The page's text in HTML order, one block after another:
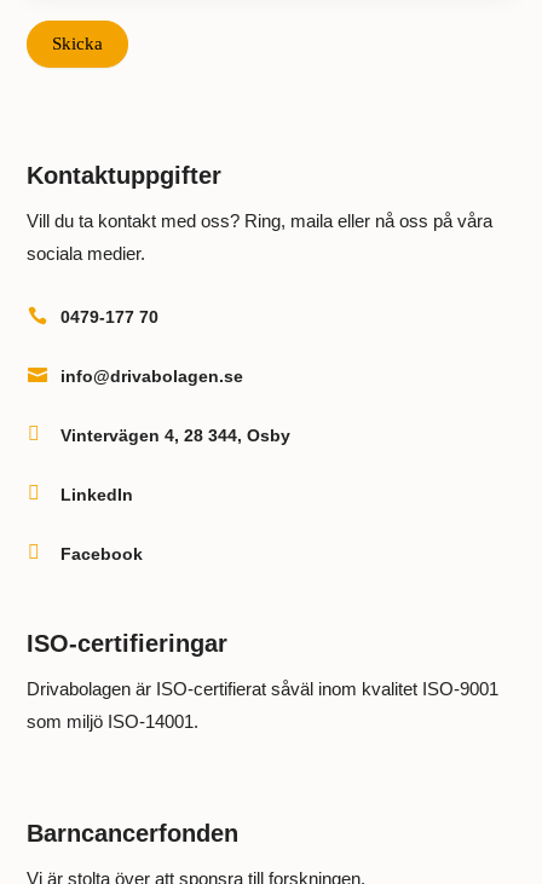
Skicka
Kontaktuppgifter
Vill du ta kontakt med oss? Ring, maila eller nå oss på våra
sociala medier.
 0479-177 70
 info@drivabolagen.se
 Vintervägen 4, 28 344, Osby
 LinkedIn
 Facebook
ISO-certifieringar
Drivabolagen är ISO-certifierat såväl inom kvalitet ISO-9001
som miljö ISO-14001.
Barncancerfonden
Vi är stolta över att sponsra till forskningen.